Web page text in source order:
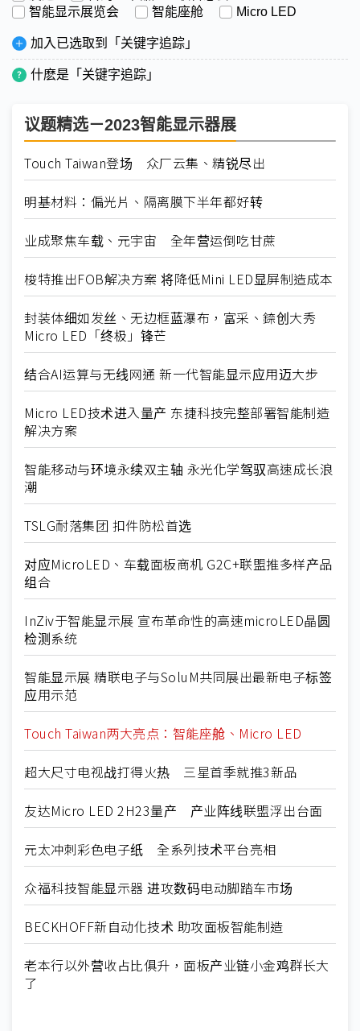
智能显示展览会
智能座舱 Micro LED
加入已选取到「关键字追踪」
什麽是「关键字追踪」
议题精选－2023智能显示器展
Touch Taiwan登场 众厂云集、精锐尽出
明基材料：偏光片、隔离膜下半年都好转
业成聚焦车载、元宇宙 全年营运倒吃甘蔗
梭特推出FOB解决方案 将降低Mini LED显屏制造成本
封装体细如发丝、无边框蓝瀑布，富采、錼创大秀
Micro LED「终极」锋芒
结合AI运算与无线网通 新一代智能显示应用迈大步
Micro LED技术进入量产 东捷科技完整部署智能制造
解决方案
智能移动与环境永续双主轴 永光化学驾驭高速成长浪
潮
TSLG耐落集团 扣件防松首选
对应MicroLED、车载面板商机 G2C+联盟推多样产品
组合
InZiv于智能显示展 宣布革命性的高速microLED晶圆
检测系统
智能显示展 精联电子与SoluM共同展出最新电子标签
应用示范
Touch Taiwan两大亮点：智能座舱、Micro LED
超大尺寸电视战打得火热 三星首季就推3新品
友达Micro LED 2H23量产 产业阵线联盟浮出台面
元太冲刺彩色电子纸 全系列技术平台亮相
众福科技智能显示器 进攻数码电动脚踏车市场
BECKHOFF新自动化技术 助攻面板智能制造
老本行以外营收占比俱升，面板产业链小金鸡群长大
了